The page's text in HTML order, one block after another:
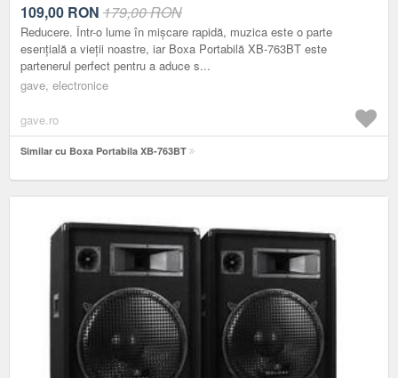
109,00 RON 179,00 RON
Reducere. Într-o lume în mișcare rapidă, muzica este o parte
esențială a vieții noastre, iar Boxa Portabilă XB-763BT este
partenerul perfect pentru a aduce s...
gave, electronice
gave.ro
Similar cu Boxa Portabila XB-763BT